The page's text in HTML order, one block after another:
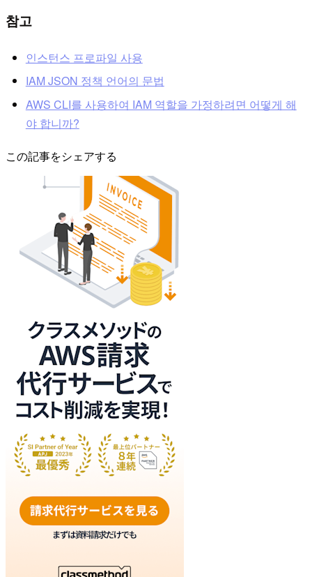
참고
인스턴스 프로파일 사용
IAM JSON 정책 언어의 문법
AWS CLI를 사용하여 IAM 역할을 가정하려면 어떻게 해
야 합니까?
この記事をシェアする